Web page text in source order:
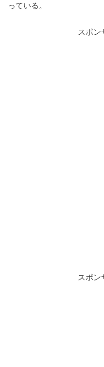
っている。
スポン
スポン